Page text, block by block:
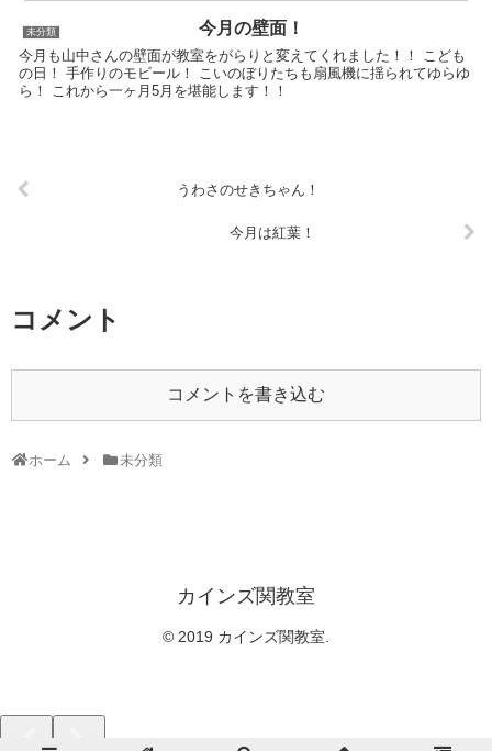
未分類 今月の壁面！
今月も山中さんの壁面が教室をがらりと変えてくれました！！ こども
の日！ 手作りのモビール！ こいのぼりたちも扇風機に揺られてゆらゆ
ら！ これから一ヶ月5月を堪能します！！
うわさのせきちゃん！
今月は紅葉！
コメント
コメントを書き込む
ホーム 未分類
カインズ関教室
© 2019 カインズ関教室.